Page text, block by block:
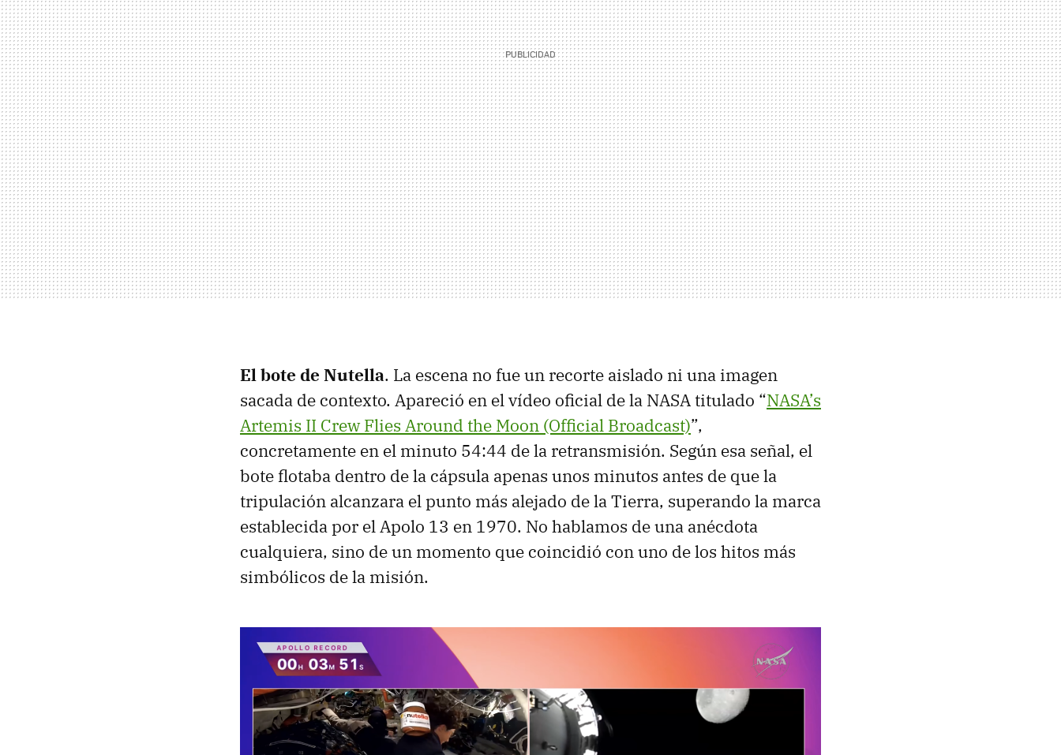
El bote de Nutella. La escena no fue un recorte aislado ni una imagen
sacada de contexto. Apareció en el vídeo oficial de la NASA titulado “NASA’s
Artemis II Crew Flies Around the Moon (Official Broadcast)”,
concretamente en el minuto 54:44 de la retransmisión. Según esa señal, el
bote flotaba dentro de la cápsula apenas unos minutos antes de que la
tripulación alcanzara el punto más alejado de la Tierra, superando la marca
establecida por el Apolo 13 en 1970. No hablamos de una anécdota
cualquiera, sino de un momento que coincidió con uno de los hitos más
simbólicos de la misión.